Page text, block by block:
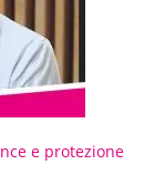
e protezione